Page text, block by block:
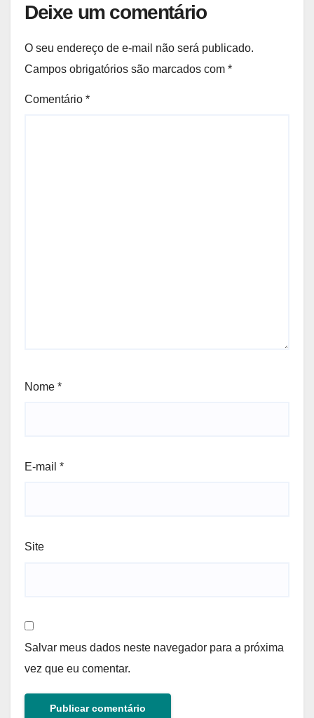
Deixe um comentário
O seu endereço de e-mail não será publicado.
Campos obrigatórios são marcados com *
Comentário *
Nome *
E-mail *
Site
Salvar meus dados neste navegador para a próxima
vez que eu comentar.